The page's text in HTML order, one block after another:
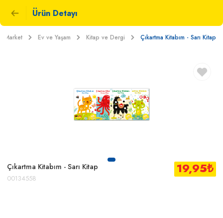
Ürün Detayı
Market Ev ve Yaşam Kitap ve Dergi Çıkartma Kitabım - Sarı Kitap
Çıkartma Kitabım - Sarı Kitap
00134558
19,95₺